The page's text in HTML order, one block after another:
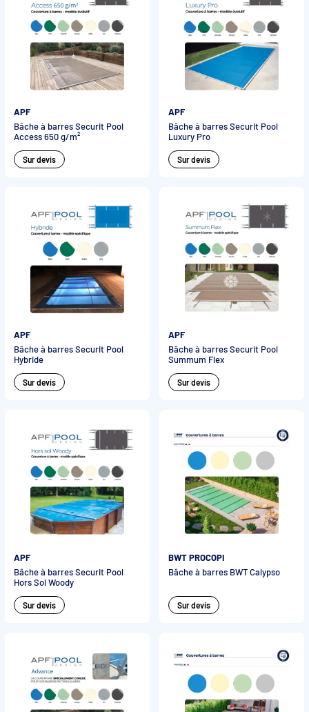
APF
Bâche à barres Securit Pool
Access 650 g/m²
Sur devis
APF
Bâche à barres Securit Pool
Luxury Pro
Sur devis
APF
Bâche à barres Securit Pool
Hybride
Sur devis
APF
Bâche à barres Securit Pool
Summum Flex
Sur devis
APF
Bâche à barres Securit Pool
Hors Sol Woody
Sur devis
BWT PROCOPI
Bâche à barres BWT Calypso
Sur devis